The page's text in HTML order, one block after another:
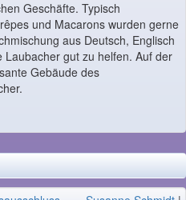
Geschäfte. Typisch
und Macarons wurden gerne
aus Deutsch, Englisch
gut zu helfen. Auf der
Gebäude des